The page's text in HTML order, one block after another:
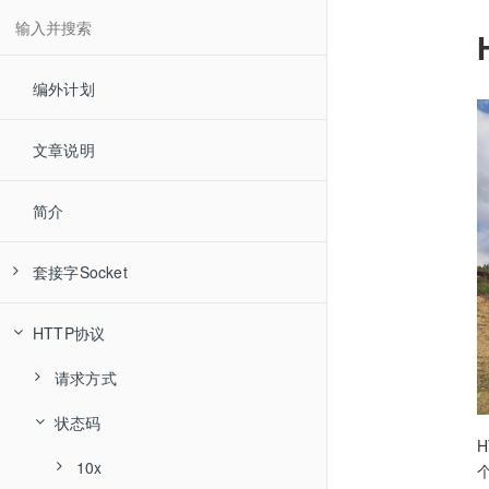
编外计划
文章说明
简介
套接字Socket
HTTP协议
请求方式
GET
POST
状态码
10x